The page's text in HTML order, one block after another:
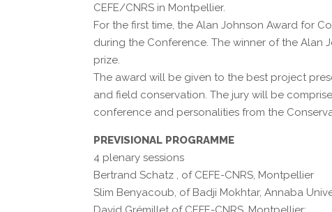
CEFE/CNRS in Montpellier.
For the first time, the Alan Johnson Award for
during the Conference. The winner of the Alan
prize.
The award will be given to the best project
and field conservation. The jury will be
conference and personalities from the
PREVISIONAL PROGRAMME
4 plenary sessions
Bertrand Schatz , of CEFE-CNRS, Montpellier
Slim Benyacoub, of Badji Mokhtar, Annaba